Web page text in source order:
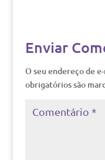
Enviar
O seu endereço de
obrigatórios são